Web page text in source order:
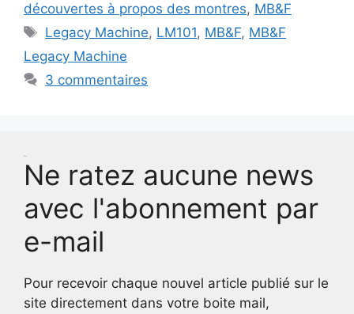
découvertes à propos des montres, MB&F
Étiquettes
Legacy Machine, LM101, MB&F, MB&F
Legacy Machine
3 commentaires
Ne ratez aucune news
avec l'abonnement par
e-mail
Pour recevoir chaque nouvel article publié sur le
site directement dans votre boite mail,